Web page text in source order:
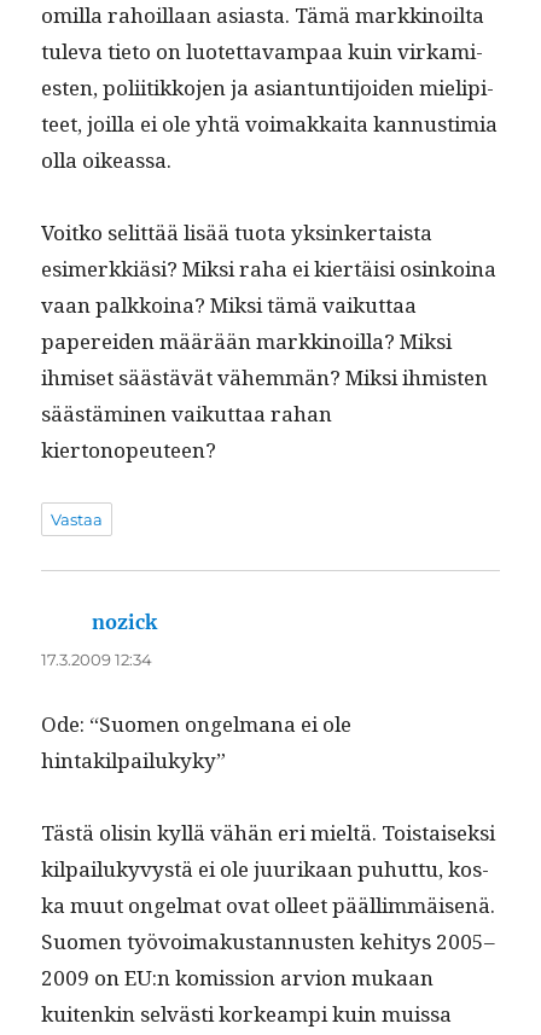
omil­la rahoil­laan asi­as­ta. Tämä markki­noil­ta
tule­va tieto on luotet­tavam­paa kuin virkami­
esten, poli­itikko­jen ja asiantun­ti­joiden mielip­i­
teet, joil­la ei ole yhtä voimakkai­ta kan­nus­timia
olla oikeassa.
Voitko selit­tää lisää tuo­ta yksinker­taista
esimerkkiäsi? Mik­si raha ei kiertäisi osinkoina
vaan palkkoina? Mik­si tämä vaikut­taa
paperei­den määrään markki­noil­la? Mik­si
ihmiset säästävät vähem­män? Mik­si ihmis­ten
säästämi­nen vaikut­taa rahan
kiertonopeuteen?
Vastaa
nozick
17.3.2009 12:34
Ode: “Suomen ongel­mana ei ole
hintakilpailukyky”
Tästä olisin kyl­lä vähän eri mieltä. Tois­taisek­si
kil­pailukyvys­tä ei ole juurikaan puhut­tu, kos­
ka muut ongel­mat ovat olleet pääl­lim­mäisenä.
Suomen työvoimakus­tan­nusten kehi­tys 2005–
2009 on EU:n komis­sion arvion mukaan
kuitenkin selvästi korkeampi kuin muis­sa